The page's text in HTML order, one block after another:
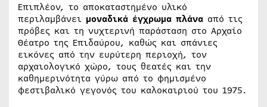
Επιπλέον, το αποκαταστημένο υλικό
περιλαμβάνει μοναδικά έγχρωμα πλάνα από τις
πρόβες και τη νυχτερινή παράσταση στο Αρχαίο
Θέατρο της Επιδαύρου, καθώς και σπάνιες
εικόνες από την ευρύτερη περιοχή, τον
αρχαιολογικό χώρο, τους θεατές και την
καθημερινότητα γύρω από το φημισμένο
φεστιβαλικό γεγονός του καλοκαιριού του 1975.